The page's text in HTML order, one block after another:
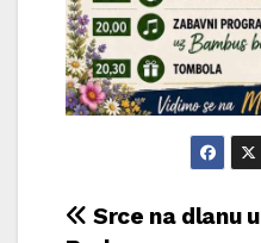
Navigacija
Srce na dlanu u